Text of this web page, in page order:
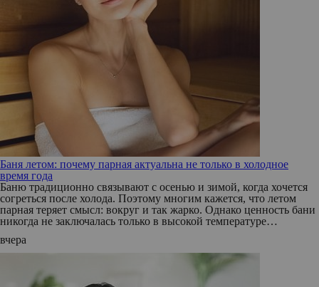
Баня летом: почему парная актуальна не только в холодное
время года
Баню традиционно связывают с осенью и зимой, когда хочется
согреться после холода. Поэтому многим кажется, что летом
парная теряет смысл: вокруг и так жарко. Однако ценность бани
никогда не заключалась только в высокой температуре…
вчера